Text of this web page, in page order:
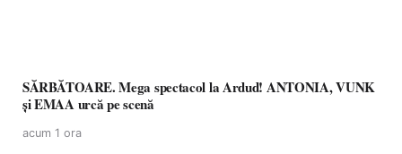
SĂRBĂTOARE. Mega spectacol la Ardud! ANTONIA, VUNK
și EMAA urcă pe scenă
acum 1 ora